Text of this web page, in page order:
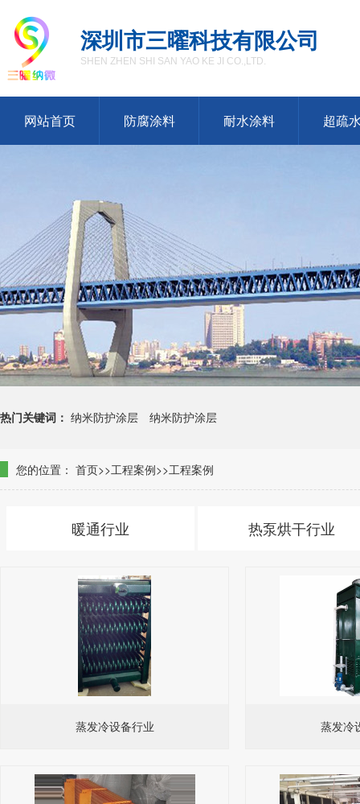
深圳市三曜科技有限公司
SHEN ZHEN SHI SAN YAO KE JI CO.,LTD.
网站首页 防腐涂料 耐水涂料 超疏
热门关键词： 纳米防护涂层 纳米防护涂层
您的位置： 首页>>工程案例>>工程案例
暖通行业 热泵烘干行业
蒸发冷设备行业 蒸发冷